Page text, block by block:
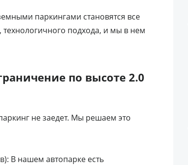
паркингами становятся все
подхода, и мы в нем
по высоте 2.0
не заедет. Мы решаем это
В нашем автопарке есть